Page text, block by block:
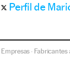
Perfil de
Empresas · Fabricantes